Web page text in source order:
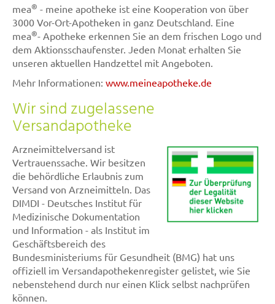
mea® - meine apotheke ist eine Kooperation von über
3000 Vor-Ort-Apotheken in ganz Deutschland. Eine
mea®- Apotheke erkennen Sie an dem frischen Logo und
dem Aktionsschaufenster. Jeden Monat erhalten Sie
unseren aktuellen Handzettel mit Angeboten.
Mehr Informationen: www.meineapotheke.de
Wir sind zugelassene
Versandapotheke
Arzneimittelversand ist
Vertrauenssache. Wir besitzen
die behördliche Erlaubnis zum
Versand von Arzneimitteln. Das
DIMDI - Deutsches Institut für
Medizinische Dokumentation
und Information - als Institut im
Geschäftsbereich des
Bundesministeriums für Gesundheit (BMG) hat uns
offiziell im Versandapothekenregister gelistet, wie Sie
nebenstehend durch nur einen Klick selbst nachprüfen
können.